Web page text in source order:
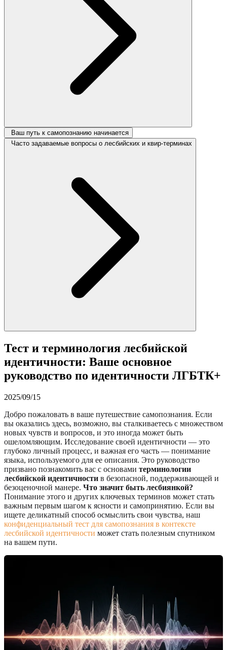
Ваш путь к самопознанию начинается
Часто задаваемые вопросы о лесбийских и квир-терминах
Тест и терминология лесбийской
идентичности: Ваше основное
руководство по идентичности ЛГБТК+
2025/09/15
Добро пожаловать в ваше путешествие самопознания. Если
вы оказались здесь, возможно, вы сталкиваетесь с множеством
новых чувств и вопросов, и это иногда может быть
ошеломляющим. Исследование своей идентичности — это
глубоко личный процесс, и важная его часть — понимание
языка, используемого для ее описания. Это руководство
призвано познакомить вас с основами терминологии
лесбийской идентичности в безопасной, поддерживающей и
безоценочной манере. Что значит быть лесбиянкой?
Понимание этого и других ключевых терминов может стать
важным первым шагом к ясности и самопринятию. Если вы
ищете деликатный способ осмыслить свои чувства, наш
конфиденциальный тест для самопознания в контексте
лесбийской идентичности может стать полезным спутником
на вашем пути.